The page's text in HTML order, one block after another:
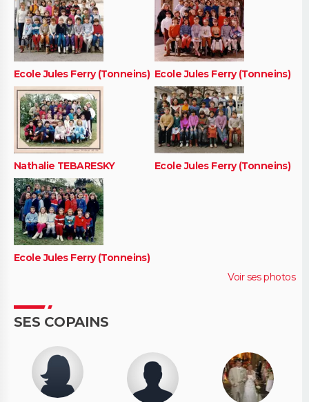
Ecole Jules Ferry (Tonneins) Ecole Jules Ferry (Tonneins)
Nathalie TEBARESKY Ecole Jules Ferry (Tonneins)
Ecole Jules Ferry (Tonneins)
Voir ses photos
SES COPAINS